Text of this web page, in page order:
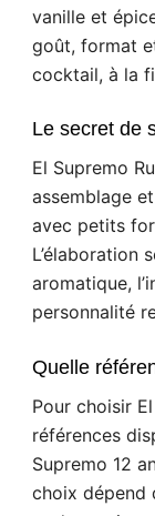
vanille et
goût, format
cocktail, à la
Le secret de
El Supremo
assemblage
avec petits
L’élaboration
aromatique,
personnalité
Quelle
Pour choisir
références
Supremo 12
choix dépend